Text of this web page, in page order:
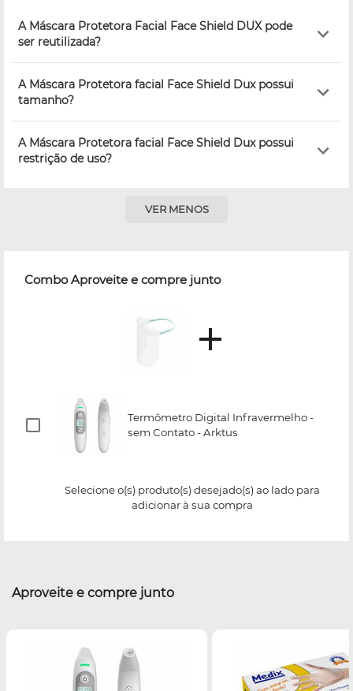
A Máscara Protetora Facial Face Shield DUX pode
ser reutilizada?
A Máscara Protetora facial Face Shield Dux possui
tamanho?
A Máscara Protetora facial Face Shield Dux possui
restrição de uso?
VER MENOS
Combo Aproveite e compre junto
Termômetro Digital Infravermelho -
sem Contato - Arktus
Selecione o(s) produto(s) desejado(s) ao lado para
adicionar à sua compra
Aproveite e compre junto